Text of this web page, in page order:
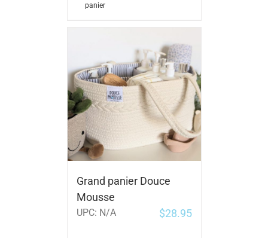
panier
Grand panier Douce
Mousse
UPC: N/A $28.95